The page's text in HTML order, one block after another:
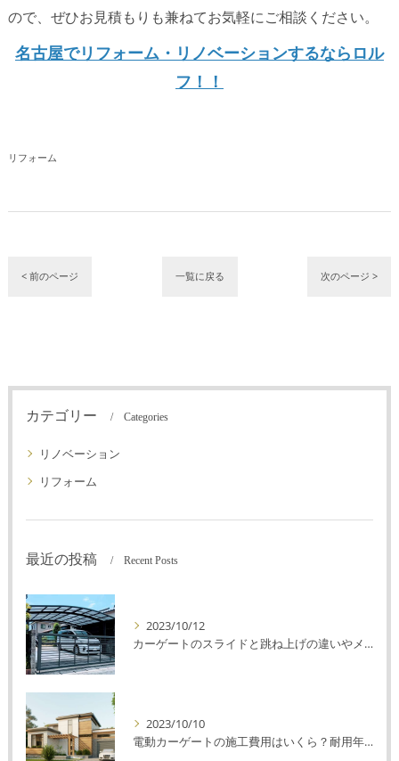
ので、ぜひお見積もりも兼ねてお気軽にご相談ください。
名古屋でリフォーム・リノベーションするならロル
フ！！
リフォーム
< 前のページ 一覧に戻る 次のページ >
カテゴリー Categories
リノベーション
リフォーム
最近の投稿 Recent Posts
2023/10/12
カーゲートのスライドと跳ね上げの違いやメリットデメリットを解説！
2023/10/10
電動カーゲートの施工費用はいくら？耐用年数や注意点を解説！